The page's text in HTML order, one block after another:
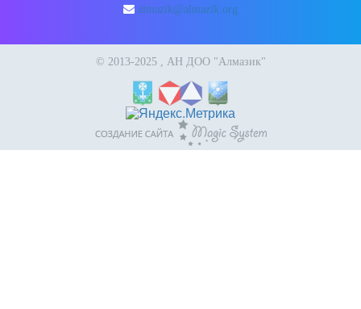
almazik@almazik.org
© 2013-2025 , АН ДОО "Алмазик"